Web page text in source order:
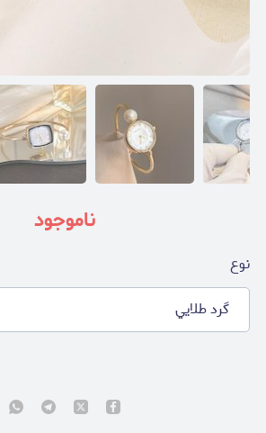
ناموجود
نوع
گرد طلايي